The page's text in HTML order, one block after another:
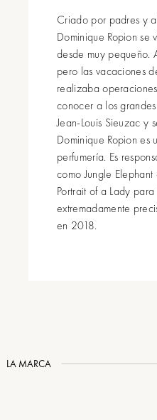
Criado por padres y
Dominique Ropion se
desde muy pequeño.
pero las vacaciones
realizaba
conocer a los
Jean-Louis Sieuzac y
Dominique Ropion es
perfumería. Es
como Jungle
Portrait of a Lady
extremadamente
en 2018.
LA MARCA